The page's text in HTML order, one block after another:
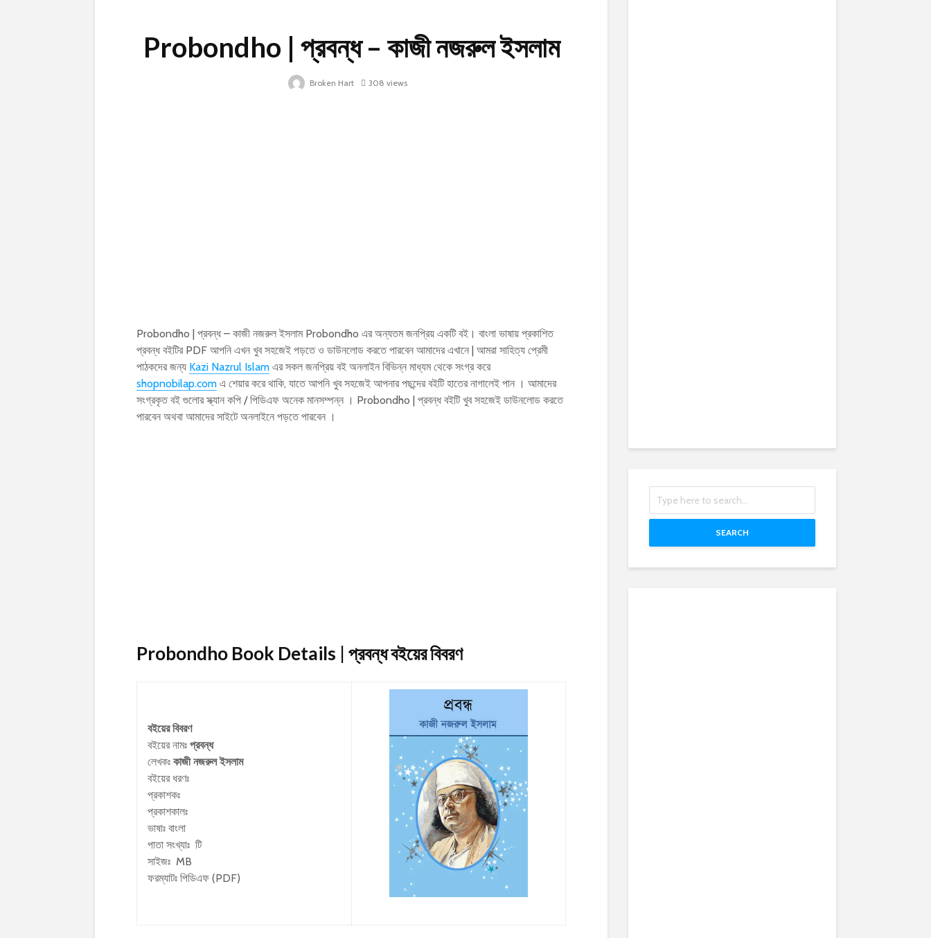
Probondho | প্রবন্ধ – কাজী নজরুল ইসলাম
Broken Hart 308 views
Probondho | প্রবন্ধ – কাজী নজরুল ইসলাম Probondho এর অন্যতম জনপ্রিয় একটি বই। বাংলা ভাষায় প্রকাশিত
প্রবন্ধ বইটির PDF আপনি এখন খুব সহজেই পড়তে ও ডাউনলোড করতে পারবেন আমাদের এখানে | আমরা সাহিত্য প্রেমী
পাঠকদের জন্য Kazi Nazrul Islam এর সকল জনপ্রিয় বই অনলাইন বিভিন্ন মাধ্যম থেকে সংগ্র করে
shopnobilap.com এ শেয়ার করে থাকি, যাতে আপনি খুব সহজেই আপনার পছন্দের বইটি হাতের নাগালেই পান । আমাদের
সংগ্রকৃত বই গুলোর স্ক্যান কপি / পিডিএফ অনেক মানসম্পন্ন । Probondho | প্রবন্ধ বইটি খুব সহজেই ডাউনলোড করতে
পারবেন অথবা আমাদের সাইটে অনলাইনে পড়তে পারবেন ।
Probondho Book Details | প্রবন্ধবইয়ের বিবরণ
বইয়ের বিবরণ
বইয়ের নামঃ প্রবন্ধ
লেখকঃ কাজী নজরুল ইসলাম
বইয়ের ধরণঃ
প্রকাশকঃ
প্রকাশকালঃ
ভাষাঃ বাংলা
পাতা সংখ্যাঃ টি
সাইজঃ MB
ফরম্যাটঃ পিডিএফ (PDF)
SEARCH